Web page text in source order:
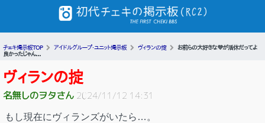
チェキ掲示板TOP アイドルグループ・ユニット掲示板 ヴィランの掟
お前らの大好きな💜が活休だってよ
良かったじゃん...
ヴィランの掟
名無しのヲタさん 2024/11/12 14:31
もし現在にヴィランズがいたら…。